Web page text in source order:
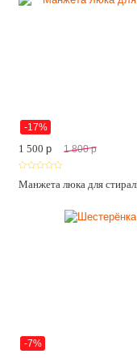
-17%
1 500p 1 800 p
Манжета люка для
-7%